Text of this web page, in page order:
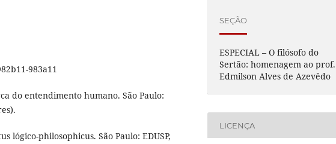
983a11
do entendimento humano. São Paulo:
lógico-philosophicus. São Paulo: EDUSP,
SEÇÃO
ESPECIAL – O filósofo do
Sertão: homenagem ao prof.
Edmilson Alves de Azevêdo
LICENÇA